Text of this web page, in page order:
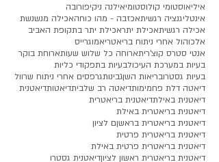
איליאוסטומי קולוסטומיאילנה ניקיפורובה
אינטליגנציה רגשיתאכזבה - מהו כוחהאכילה מנשנשת
אכילה רגשיתאכילת יתראכילת יתר בתקופת האביב
אלכוהול אחרי ניתוח בריאטריאמוגרייס
אנטי סטרס קוצ'ריתארוחה כל שלוש שעותארוחת בוקר
בעיות במערכת העיכולבעיות בתפקודי כליות
בעיות גסטרובריאות השןגבינותגרפסים אחרי ניתוח שרוול
דיאטה דלת פחמימותדיאטה רב שלביתדיאטותדיאטנית
דיאטנית באילתדיאטנית בריאטרית
דיאטנית בריאטרית באילת
דיאטנית בריאטרית בראשןם לציון
דיאטנית בריאטרית פרטית
דיאטנית בריאטרית פרטית באילת
דיאטנית בריאטרית ראשון לציוןדיאטנית גסטרו